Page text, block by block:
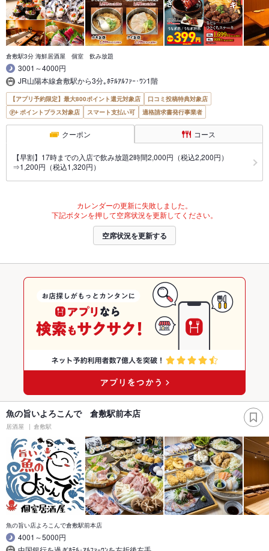
倉敷駅3分 海鮮居酒屋 個室 飲み放題
3001～4000円
JR山陽本線倉敷駅から3分｡ﾎﾃﾙｱﾙﾌｧｰ･ﾜﾝ1階
【アプリ予約限定】最大800ポイント還元対象店
口コミ投稿特典対象店
ポイントプラス対象店
スマート支払い可 適格請求書発行事業者
クーポン コース
【早割】17時までの入店で飲み放題2時間2,000円（税込2,200円）
⇒1,200円（税込1,320円）
カレンダーの更新に失敗しました。
下記ボタンを押して空席状況を更新してください。
空席状況を更新する
魚の旨いよろこんで 倉敷駅前本店
居酒屋 倉敷駅
魚の旨い店よろこんで倉敷駅前本店
4001～5000円